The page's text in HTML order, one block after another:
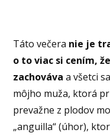
Táto večera nie je
o to viac si cením,
zachováva a všetci
môjho muža, ktorá
prevažne z plodov
„anguilla“ (úhor),